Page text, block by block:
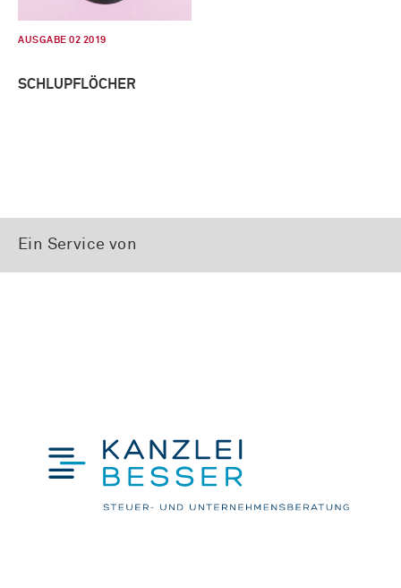
AUSGABE 02 2019
SCHLUPFLÖCHER
Ein Service von